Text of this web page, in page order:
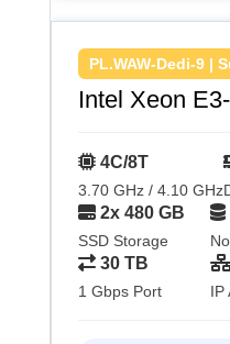
PL.WAW-Dedi-9 |
Intel Xeon
4C/8T
3.70 GHz / 4.10 GHz
2x 480 GB
SSD Storage
30 TB
1 Gbps Port IP